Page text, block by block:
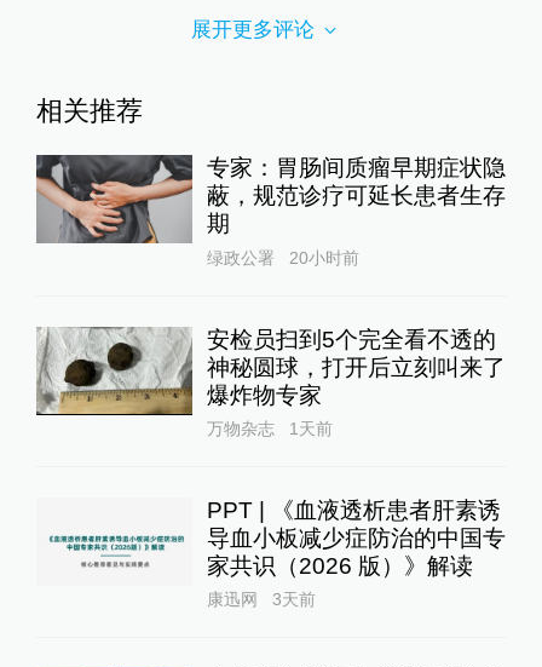
展开更多评论
相关推荐
专家：胃肠间质瘤早期症状隐
蔽，规范诊疗可延长患者生存
期
绿政公署 20小时前
安检员扫到5个完全看不透的
神秘圆球，打开后立刻叫来了
爆炸物专家
万物杂志 1天前
PPT | 《血液透析患者肝素诱
导血小板减少症防治的中国专
家共识（2026 版）》解读
康迅网 3天前